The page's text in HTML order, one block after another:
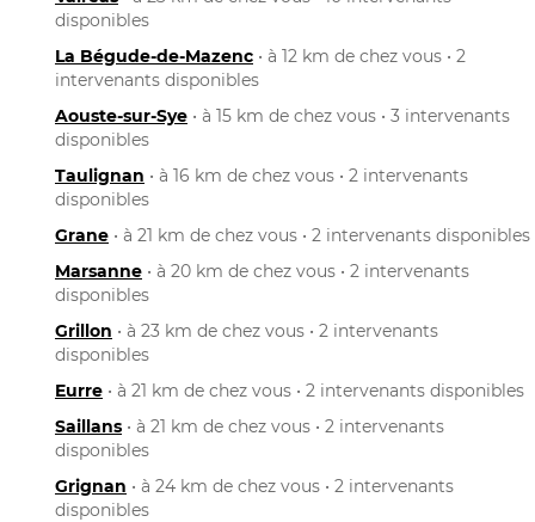
disponibles
La Bégude-de-Mazenc • à 12 km de chez vous • 2
intervenants disponibles
Aouste-sur-Sye • à 15 km de chez vous • 3 intervenants
disponibles
Taulignan • à 16 km de chez vous • 2 intervenants
disponibles
Grane • à 21 km de chez vous • 2 intervenants disponibles
Marsanne • à 20 km de chez vous • 2 intervenants
disponibles
Grillon • à 23 km de chez vous • 2 intervenants
disponibles
Eurre • à 21 km de chez vous • 2 intervenants disponibles
Saillans • à 21 km de chez vous • 2 intervenants
disponibles
Grignan • à 24 km de chez vous • 2 intervenants
disponibles